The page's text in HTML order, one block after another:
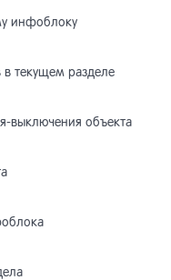
инфоблоку
текущем разделе
выключения объекта